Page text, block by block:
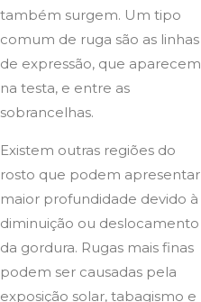
também surgem. Um tipo
comum de ruga são as linhas
de expressão, que aparecem
na testa, e entre as
sobrancelhas.
Existem outras regiões do
rosto que podem apresentar
maior profundidade devido à
diminuição ou deslocamento
da gordura. Rugas mais finas
podem ser causadas pela
exposição solar, tabagismo e